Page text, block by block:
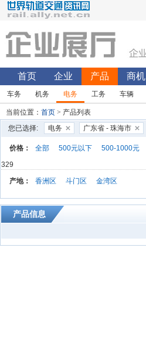
首页 企业 产品 商机
车务 机务 电务 工务 车辆
当前位置： 首页 > 产品列表
您已选择:
电务 广东省 - 珠海市
价格： 全部 500元以下 500-1000元
329
产地：
香洲区 斗门区 金湾区
产品信息